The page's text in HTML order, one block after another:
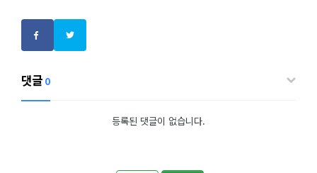
댓글 0
등록된 댓글이 없습니다.